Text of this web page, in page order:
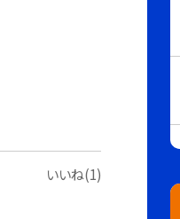
いいね(1)